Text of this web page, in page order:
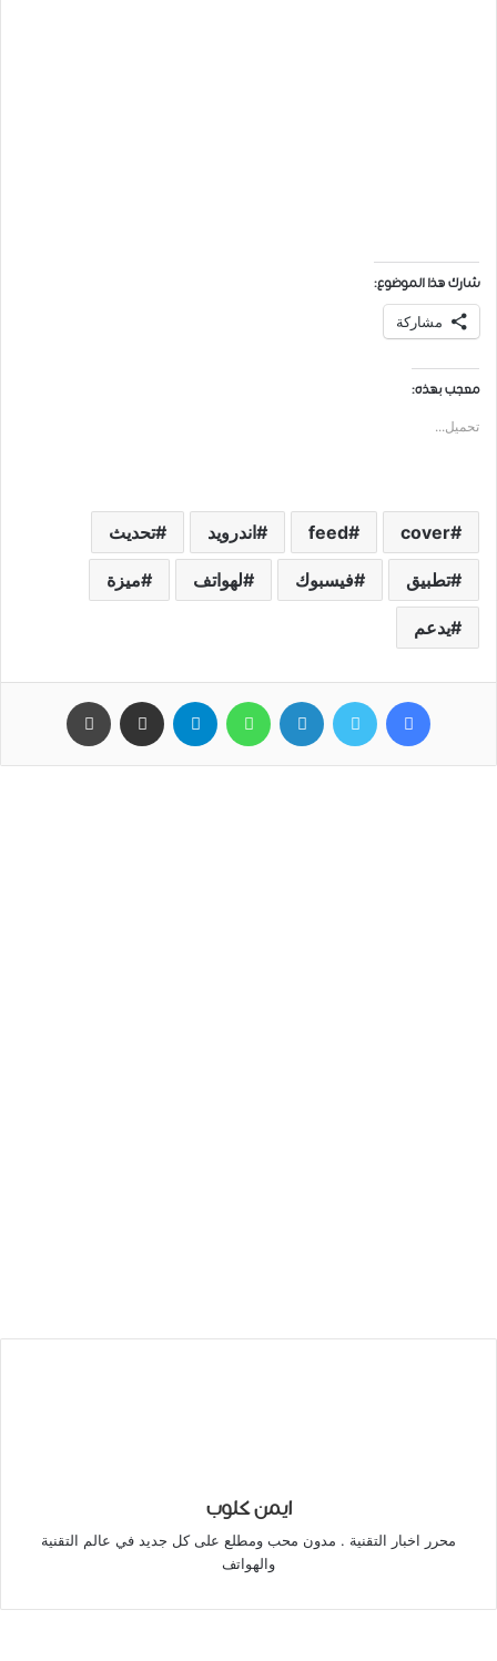
شارك هذا الموضوع:
مشاركة
معجب بهذه:
تحميل...
cover
feed اندرويد تحديث
تطبيق فيسبوك لهواتف ميزة
يدعم
فيسبوك تويتر لينكدإن واتساب تيلقرام مشاركة عبر البريد
ايمن كلوب
محرر اخبار التقنية . مدون محب ومطلع على كل جديد في عالم التقنية
والهواتف